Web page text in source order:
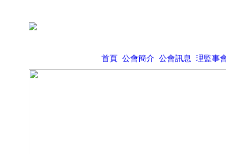
首頁 公會簡介 公會訊息 理監事